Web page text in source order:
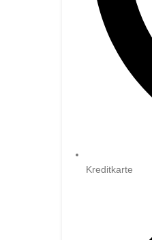
Kreditkarte